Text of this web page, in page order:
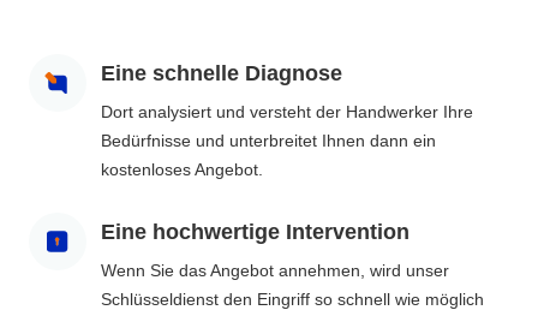
Eine schnelle Diagnose
Dort analysiert und versteht der Handwerker Ihre
Bedürfnisse und unterbreitet Ihnen dann ein
kostenloses Angebot.
Eine hochwertige Intervention
Wenn Sie das Angebot annehmen, wird unser
Schlüsseldienst den Eingriff so schnell wie möglich